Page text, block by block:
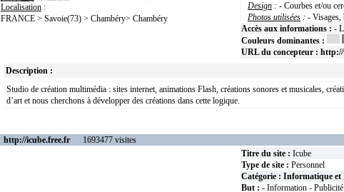
Localisation :
FRANCE > Savoie(73) > Chambéry> Chambéry
Design : - Courbes et/ou
Photos utilisées : - Visages,
Accès aux informations : -
Couleurs dominantes :
URL du concepteur : http://
Description :
Studio de création multimédia : sites internet, animations Flash, créations sonores et musicales,
d’art et nous cherchons à développer des créations dans cette logique.
http://icube.free.fr 1693477 visites
Titre du site : Icube
Type de site : Personnel
Catégorie : Informatique et
But : - Information - Publicité